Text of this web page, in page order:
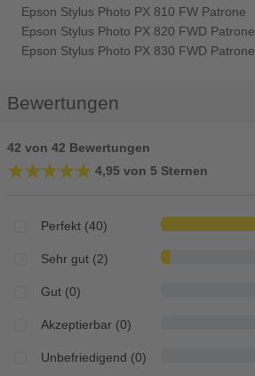
Epson Stylus Photo PX 810 FW Patrone
Epson Stylus Photo PX 820 FWD Patrone
Epson Stylus Photo PX 830 FWD Patrone
Bewertungen
42 von 42 Bewertungen
★★★★★
★★★★★ 4,95 von 5 Sternen
Perfekt (40)
Sehr gut (2)
Gut (0)
Akzeptierbar (0)
Unbefriedigend (0)